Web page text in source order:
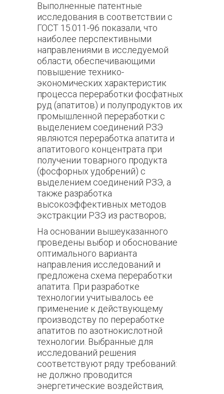
Выполненные патентные
исследования в соответствии с
ГОСТ 15.011-96 показали, что
наиболее перспективными
направлениями в исследуемой
области, обеспечивающими
повышение технико-
экономических характеристик
процесса переработки фосфатных
руд (апатитов) и полупродуктов их
промышленной переработки с
выделением соединений РЗЭ
являются переработка апатита и
апатитового концентрата при
получении товарного продукта
(фосфорных удобрений) с
выделением соединений РЗЭ, а
также разработка
высокоэффективных методов
экстракции РЗЭ из растворов;
На основании вышеуказанного
проведены выбор и обоснование
оптимального варианта
направления исследований и
предложена схема переработки
апатита. При разработке
технологии учитывалось ее
применение к действующему
производству по переработке
апатитов по азотнокислотной
технологии. Выбранные для
исследований решения
соответствуют ряду требований:
не должно проводится
энергетические воздействия,